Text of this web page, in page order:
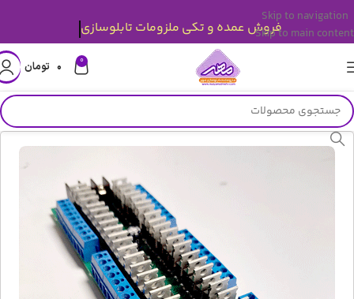
Skip to navigation
Skip to main content
0 ۰ تومان
فروش عمده و تکی ملزومات تابلوسازی